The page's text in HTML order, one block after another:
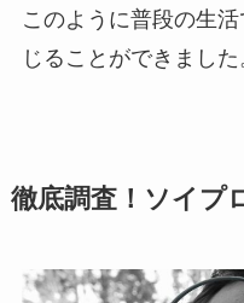
このように普段の生
じることができました
徹底調査！ソイプ